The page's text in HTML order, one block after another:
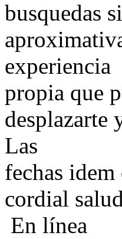
busquedas
experiencia
propia que
desplazarte
Las
fechas
cordial
En línea